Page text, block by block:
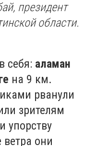
президент
области.
себя: аламан
на 9 км.
рванули
зрителям
упорству
они